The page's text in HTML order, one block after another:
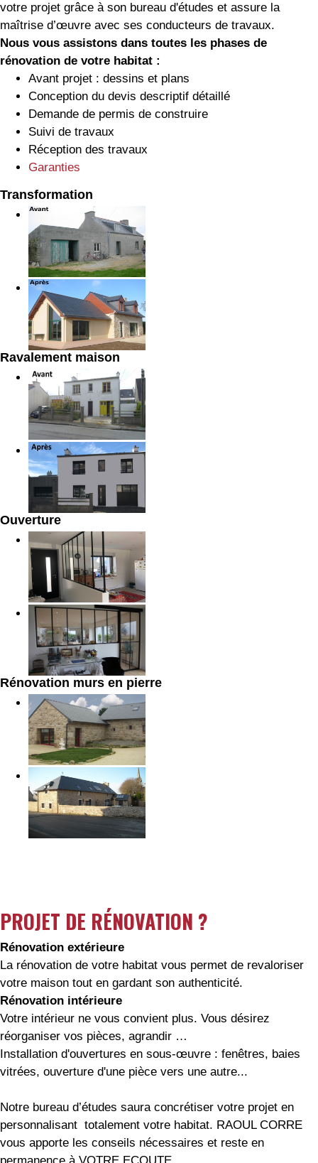
votre projet grâce à son bureau d'études et assure la
maîtrise d’œuvre avec ses conducteurs de travaux.
Nous vous assistons dans toutes les phases de
rénovation de votre habitat :
Avant projet : dessins et plans
Conception du devis descriptif détaillé
Demande de permis de construire
Suivi de travaux
Réception des travaux
Garanties
Transformation
Ravalement maison
Ouverture
Rénovation murs en pierre
PROJET DE RÉNOVATION ?
Rénovation extérieure
La rénovation de votre habitat vous permet de revaloriser
votre maison tout en gardant son authenticité.
Rénovation intérieure
Votre intérieur ne vous convient plus. Vous désirez
réorganiser vos pièces, agrandir …
Installation d'ouvertures en sous-œuvre : fenêtres, baies
vitrées, ouverture d'une pièce vers une autre...
Notre bureau d’études saura concrétiser votre projet en
personnalisant totalement votre habitat. RAOUL CORRE
vous apporte les conseils nécessaires et reste en